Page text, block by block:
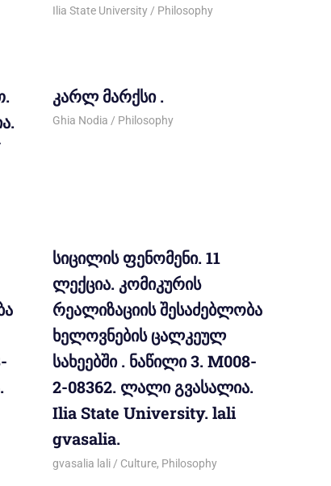
24/12/2012
Ilia State University Philosophy
კარლ მარქსი .
12/11/2012
Ghia Nodia Philosophy
სიცილის ფენომენი. 11
ლექცია. კომიკურის
რეალიზაციის შესაძებლობა
ხელოვნების ცალკეულ
სახეებში . ნაწილი 3. M008-
2-08362. ლალი გვასალია.
Ilia State University. lali
gvasalia.
14/03/2012
gvasalia lali Culture, Philosophy